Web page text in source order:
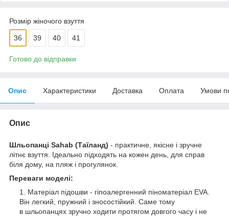
Розмір жіночого взуття
36 39 40 41
Готово до відправки
Опис Характеристики Доставка Оплата Умови
Опис
Шльопанці Sahab (Таїланд) - практичне, якісне і зручне
літнє взуття. Ідеально підходять на кожен день, для справ
біля дому, на пляж і прогулянок.
Переваги моделі:
Матеріал підошви - гіпоалергенний піноматеріал EVA.
Він легкий, пружний і зносостійкий. Саме тому
в шльопанцях зручно ходити протягом довгого часу і не